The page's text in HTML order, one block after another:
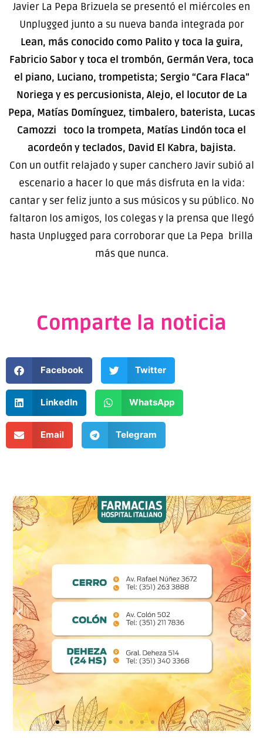
Javier La Pepa Brizuela se presentó el miércoles en
Unplugged junto a su nueva banda integrada por
Lean, más conocido como Palito y toca la guira,
Fabricio Sabor y toca el trombón, Germán Vera, toca
el piano, Luciano, trompetista; Sergio “Cara Flaca”
Noriega y es percusionista, Alejo, el locutor de La
Pepa, Matías Domínguez, timbalero, baterista, Lucas
Camozzi toco la trompeta, Matías Lindón toca el
acordeón y teclados, David El Kabra, bajista.
Con un outfit relajado y super canchero Javir subió al
escenario a hacer lo que más disfruta en la vida:
cantar y ser feliz junto a sus músicos y su público. No
faltaron los amigos, los colegas y la prensa que llegó
hasta Unplugged para corroborar que La Pepa brilla
más que nunca.
Comparte la noticia
Facebook Twitter
LinkedIn WhatsApp
Email Telegram